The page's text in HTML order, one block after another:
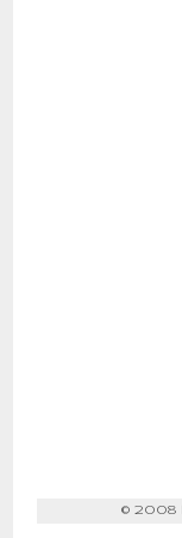
© 2008